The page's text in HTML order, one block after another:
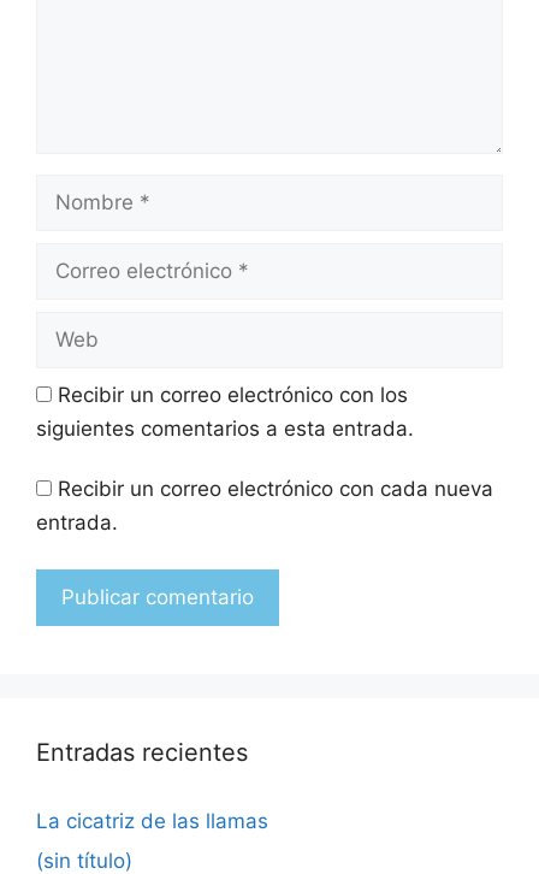
Recibir un correo electrónico con los
siguientes comentarios a esta entrada.
Recibir un correo electrónico con cada nueva
entrada.
Entradas recientes
La cicatriz de las llamas
(sin título)